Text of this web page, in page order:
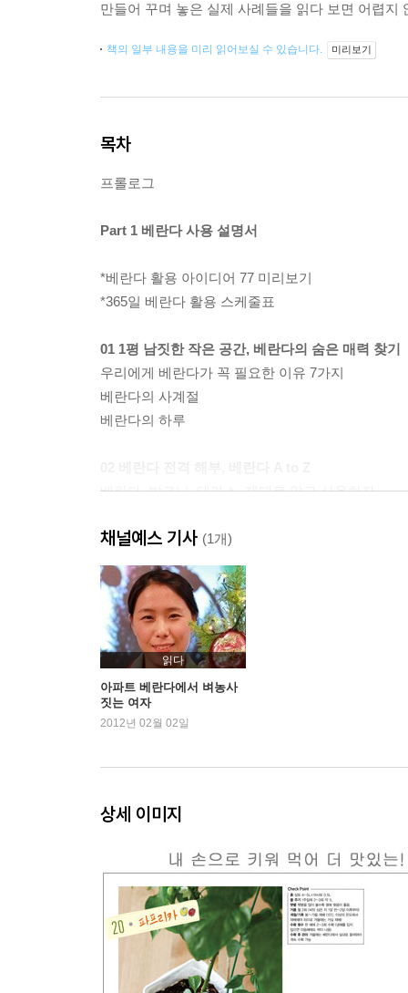
만들어 꾸며 놓은 실제 사례들을 읽다 보면 어렵
책의 일부 내용을 미리 읽어보실 수 있습니다. 미리보기
목차
프롤로그
Part 1 베란다 사용 설명서
*베란다 활용 아이디어 77 미리보기
*365일 베란다 활용 스케줄표
01 1평 남짓한 작은 공간, 베란다의 숨은 매력 찾기
우리에게 베란다가 꼭 필요한 이유 7가지
베란다의 사계절
베란다의 하루
베란다, 발코니, 테라스, 제대로 알고 사용하자
베란다를 이루는 기본 요소, 바닥 . 벽 . 창문 . 천장
03 두근두근 나만의 베란다 아지트 만들기
혼자서도 뚝딱, 간단한 기초공사 Tip
마음대로 골라 쓰는 베란다 레시피
훔쳐보고 따라 하며 배우는 나만의 베란다 찾기
04 여섯 가지 개성 있는 바키네 집 베란다 이야기
VEGETABLE GARDEN_내 손으로 키우는 웰빙 채
FLOWER GARDEN_꽃향기 가득한 나만의 정원
나만의 스토리를 가득 담은 센스 만점 인테리어 소
05 아무도 알려주지 않았던 베란다 시크릿 Q&A
06 베란다 인테리어 소품 숍 정보
Part 2 베란다 채소밭
채널예스 기사 (1개)
읽다
아파트 베란다에서 벼농사
짓는 여자
2012년 02월 02일
상세 이미지